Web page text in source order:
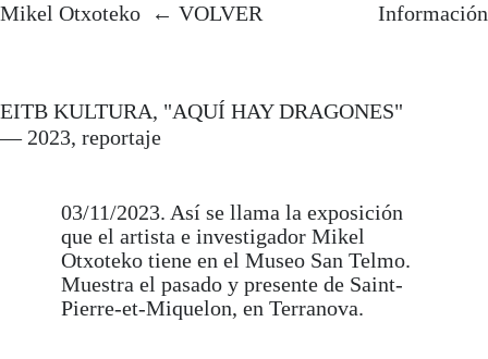
Mikel Otxoteko VOLVER Información
Mikel Otxoteko.Artista y
investigación artística en la
intersección entre la
antropología experimental y
imágenes. Su tesis doctoral
Audiovisual Arts and Neo-
materialism(EHU) recibió
mención internacional e
incluyó invitación del cineasta
Manuel DeLanda como
Mikel Otxoteko
692 714 097
EITB KULTURA, "AQUÍ HAY DRAGONES"
— 2023, reportaje
03/11/2023. Así se llama la exposición
que el artista e investigador Mikel
Otxoteko tiene en el Museo San Telmo.
Muestra el pasado y presente de Saint-
Pierre-et-Miquelon, en Terranova.